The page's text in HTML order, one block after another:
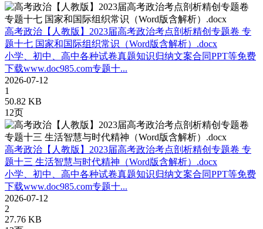
高考政治【人教版】2023届高考政治考点剖析精创专题卷 专
题十七 国家和国际组织常识（Word版含解析）.docx
小学、初中、高中各种试卷真题知识归纳文案合同PPT等免费
下载www.doc985.com专题十...
2026-07-12
1
50.82 KB
12页
高考政治【人教版】2023届高考政治考点剖析精创专题卷 专
题十三 生活智慧与时代精神（Word版含解析）.docx
小学、初中、高中各种试卷真题知识归纳文案合同PPT等免费
下载www.doc985.com专题十...
2026-07-12
2
27.76 KB